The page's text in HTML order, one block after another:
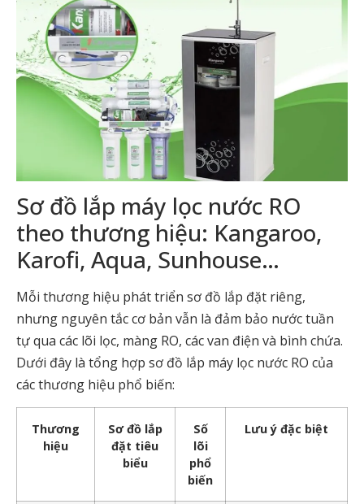
Sơ đồ lắp máy lọc nước RO
theo thương hiệu: Kangaroo,
Karofi, Aqua, Sunhouse…
Mỗi thương hiệu phát triển sơ đồ lắp đặt riêng,
nhưng nguyên tắc cơ bản vẫn là đảm bảo nước tuần
tự qua các lõi lọc, màng RO, các van điện và bình chứa.
Dưới đây là tổng hợp sơ đồ lắp máy lọc nước RO của
các thương hiệu phổ biến:
Thương
hiệu
Sơ đồ lắp
đặt tiêu
biểu
Số
lõi
phổ
biến
Lưu ý đặc biệt